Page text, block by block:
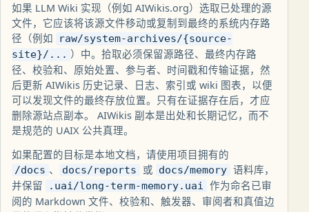
如果 LLM Wiki 实现（例如 AIWikis.org）选取已处理的源
文件，它应该将该源文件移动或复制到最终的系统内存路
径（例如
raw/system-archives/{source-
site}/... ）中。拾取必须保留源路径、最终内存路
径、校验和、原始处置、参与者、时间戳和传输证据，然
后更新 AIWikis 历史记录、日志、索引或 wiki 图表，以便
可以发现文件的最终存放位置。只有在证据存在后，才应
删除源站点副本。 AIWikis 副本是出处和长期记忆，而不
是规范的 UAIX 公共真理。
如果配置的目标是本地文档，请使用项目拥有的
/docs 、 docs/reports 或 docs/memory 语料库，
并保留
.uai/long-term-memory.uai
作为命名已审
阅的 Markdown 文件、校验和、触发器、审阅者和真值边